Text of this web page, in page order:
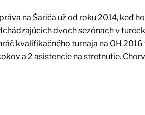
na Šariča už od roku 2014, keď
dvoch sezónach v
kvalifikačného turnaja na OH
a 2 asistencie na stretnutie.